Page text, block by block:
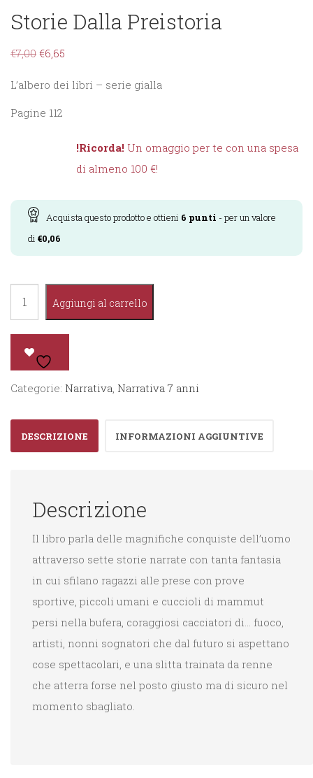
Storie Dalla Preistoria
€7,00 €6,65
L’albero dei libri – serie gialla
Pagine 112
!Ricorda!Un omaggio per te con una spesa
di almeno 100 €!
Acquista questo prodotto e ottieni 6 punti - per un valore
di €0,06
Preistoria
quantità
Aggiungi al carrello
Categorie: Narrativa, Narrativa 7 anni
DESCRIZIONE INFORMAZIONI AGGIUNTIVE
Descrizione
Il libro parla delle magnifiche conquiste dell’uomo
attraverso sette storie narrate con tanta fantasia
in cui sfilano ragazzi alle prese con prove
sportive, piccoli umani e cuccioli di mammut
persi nella bufera, coraggiosi cacciatori di… fuoco,
artisti, nonni sognatori che dal futuro si aspettano
cose spettacolari, e una slitta trainata da renne
che atterra forse nel posto giusto ma di sicuro nel
momento sbagliato.